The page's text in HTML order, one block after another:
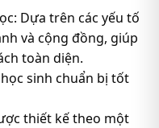
Dựa trên các yếu tố
và cộng đồng, giúp
toàn diện.
học sinh chuẩn bị tốt
thiết kế theo một